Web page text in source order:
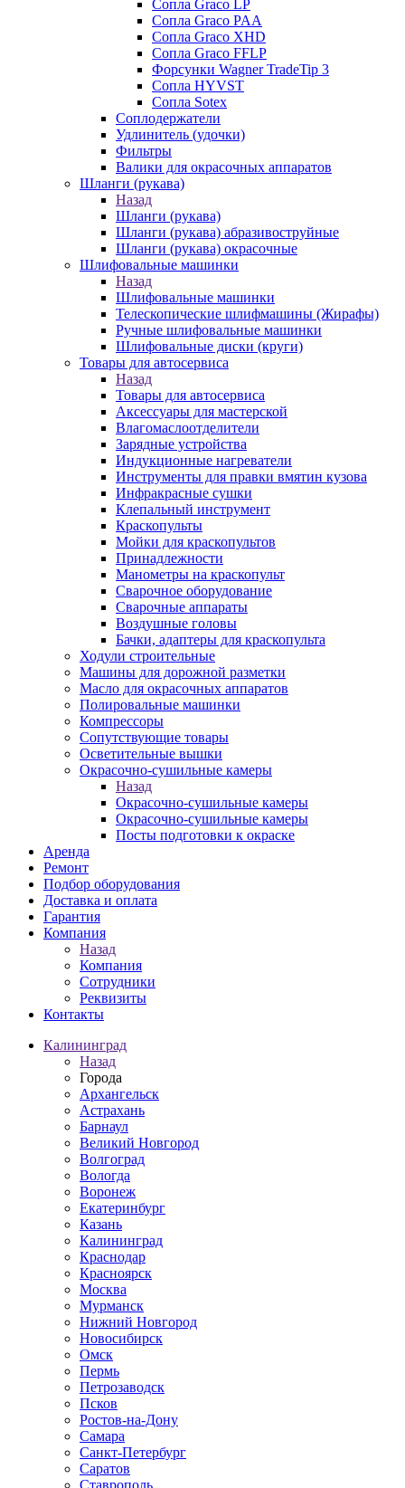
Сопла Graco LP
Сопла Graco PAA
Сопла Graco XHD
Сопла Graco FFLP
Форсунки Wagner TradeTip 3
Сопла HYVST
Сопла Sotex
Соплодержатели
Удлинитель (удочки)
Фильтры
Валики для окрасочных аппаратов
Шланги (рукава)
Назад
Шланги (рукава)
Шланги (рукава) абразивоструйные
Шланги (рукава) окрасочные
Шлифовальные машинки
Назад
Шлифовальные машинки
Телескопические шлифмашины (Жирафы)
Ручные шлифовальные машинки
Шлифовальные диски (круги)
Товары для автосервиса
Назад
Товары для автосервиса
Аксессуары для мастерской
Влагомаслоотделители
Зарядные устройства
Индукционные нагреватели
Инструменты для правки вмятин кузова
Инфракрасные сушки
Клепальный инструмент
Краскопульты
Мойки для краскопультов
Принадлежности
Манометры на краскопульт
Сварочное оборудование
Сварочные аппараты
Воздушные головы
Бачки, адаптеры для краскопульта
Ходули строительные
Машины для дорожной разметки
Масло для окрасочных аппаратов
Полировальные машинки
Компрессоры
Сопутствующие товары
Осветительные вышки
Окрасочно-сушильные камеры
Назад
Окрасочно-сушильные камеры
Окрасочно-сушильные камеры
Посты подготовки к окраске
Аренда
Ремонт
Подбор оборудования
Доставка и оплата
Гарантия
Компания
Назад
Компания
Сотрудники
Реквизиты
Контакты
Калининград
Назад
Города
Архангельск
Астрахань
Барнаул
Великий Новгород
Волгоград
Вологда
Воронеж
Екатеринбург
Казань
Калининград
Краснодар
Красноярск
Москва
Мурманск
Нижний Новгород
Новосибирск
Омск
Пермь
Петрозаводск
Псков
Ростов-на-Дону
Самара
Санкт-Петербург
Саратов
Ставрополь